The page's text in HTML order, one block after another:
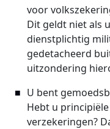
voor
Dit geldt niet als
dienstplichtig
gedetacheerd
uitzondering
U bent
Hebt u
verzekeringen?